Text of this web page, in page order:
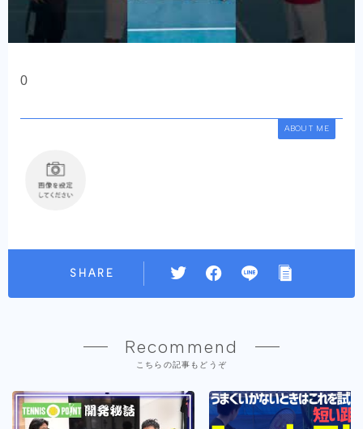
0
ABOUT ME
SHARE
Recommend
こちらの記事もどうぞ